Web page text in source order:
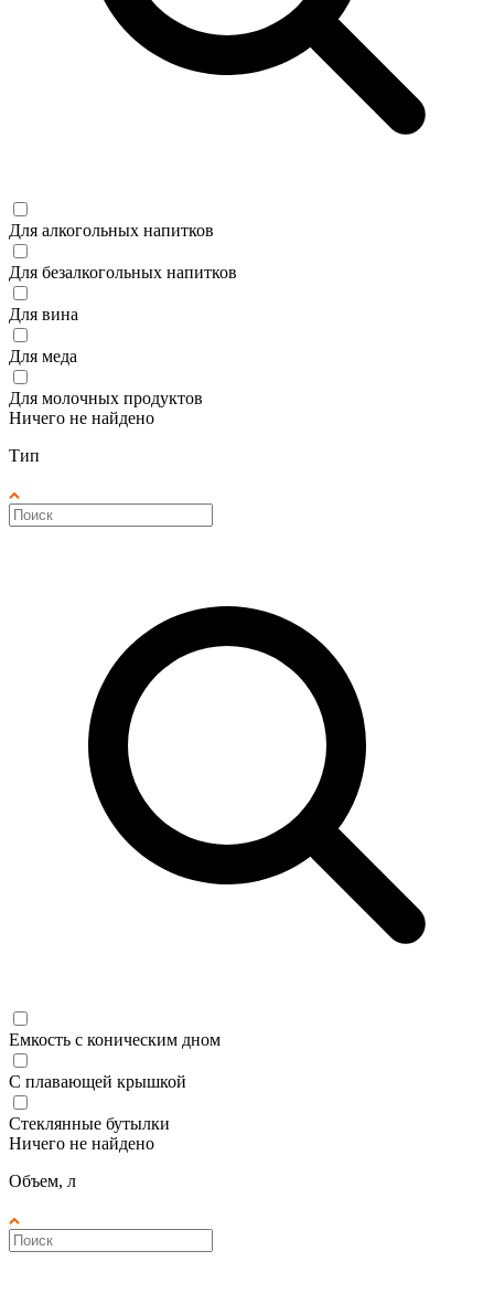
Для алкогольных напитков
Для безалкогольных напитков
Для вина
Для меда
Для молочных продуктов
Ничего не найдено
Тип
Емкость с коническим дном
С плавающей крышкой
Стеклянные бутылки
Ничего не найдено
Объем, л